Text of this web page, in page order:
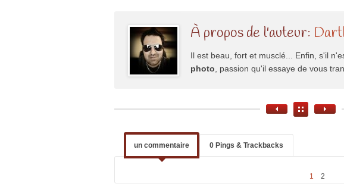
À propos de l'auteur:
Il est beau, fort et musclé... Enfin, s'il
photo , passion qu'il essaye de vous
un commentaire 0 Pings & Trackbacks
1 2